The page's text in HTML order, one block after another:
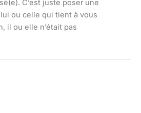
C’est juste poser une
ou celle qui tient à vous
il ou elle n’était pas